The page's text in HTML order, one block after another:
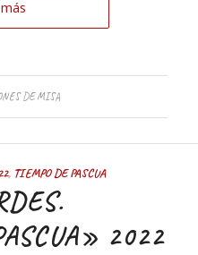
DE MISA
, TIEMPO DE PASCUA
2022